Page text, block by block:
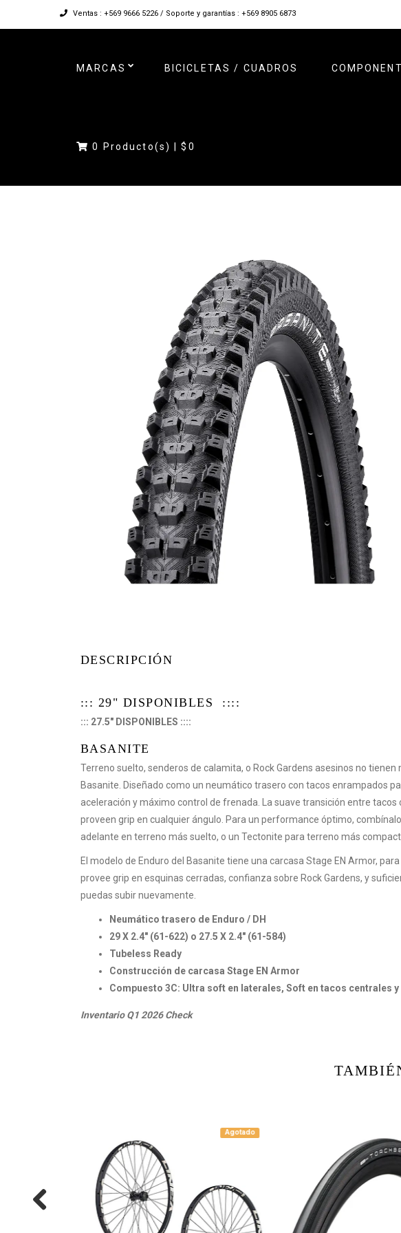
Ventas : +569 9666 5226 / Soporte y garantías : +569 8905 6873
MARCAS BICICLETAS / CUADROS
0 Producto(s) |$0
DESCRIPCIÓN
::: 29" DISPONIBLES ::::
::: 27.5" DISPONIBLES ::::
BASANITE
Terreno suelto, senderos de calamita, o Rock Gardens asesinos no tienen
Basanite. Diseñado como un neumático trasero con tacos enrampados
aceleración y máximo control de frenada. La suave transición entre tacos
proveen grip en cualquier ángulo. Para un performance óptimo,
adelante en terreno más suelto, o un Tectonite para terreno más
El modelo de Enduro del Basanite tiene una carcasa Stage EN Armor,
provee grip en esquinas cerradas, confianza sobre Rock Gardens, y
puedas subir nuevamente.
Neumático trasero de Enduro / DH
29 X 2.4" (61-622) o 27.5 X 2.4" (61-584)
Tubeless Ready
Construcción de carcasa Stage EN Armor
Compuesto 3C: Ultra soft en laterales, Soft en tacos centrales y
Inventario Q1 2026 Check